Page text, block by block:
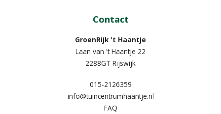
Contact
GroenRijk 't Haantje
Laan van 't Haantje 22
2288GT Rijswijk
015-2126359
info@tuincentrumhaantje.nl
FAQ